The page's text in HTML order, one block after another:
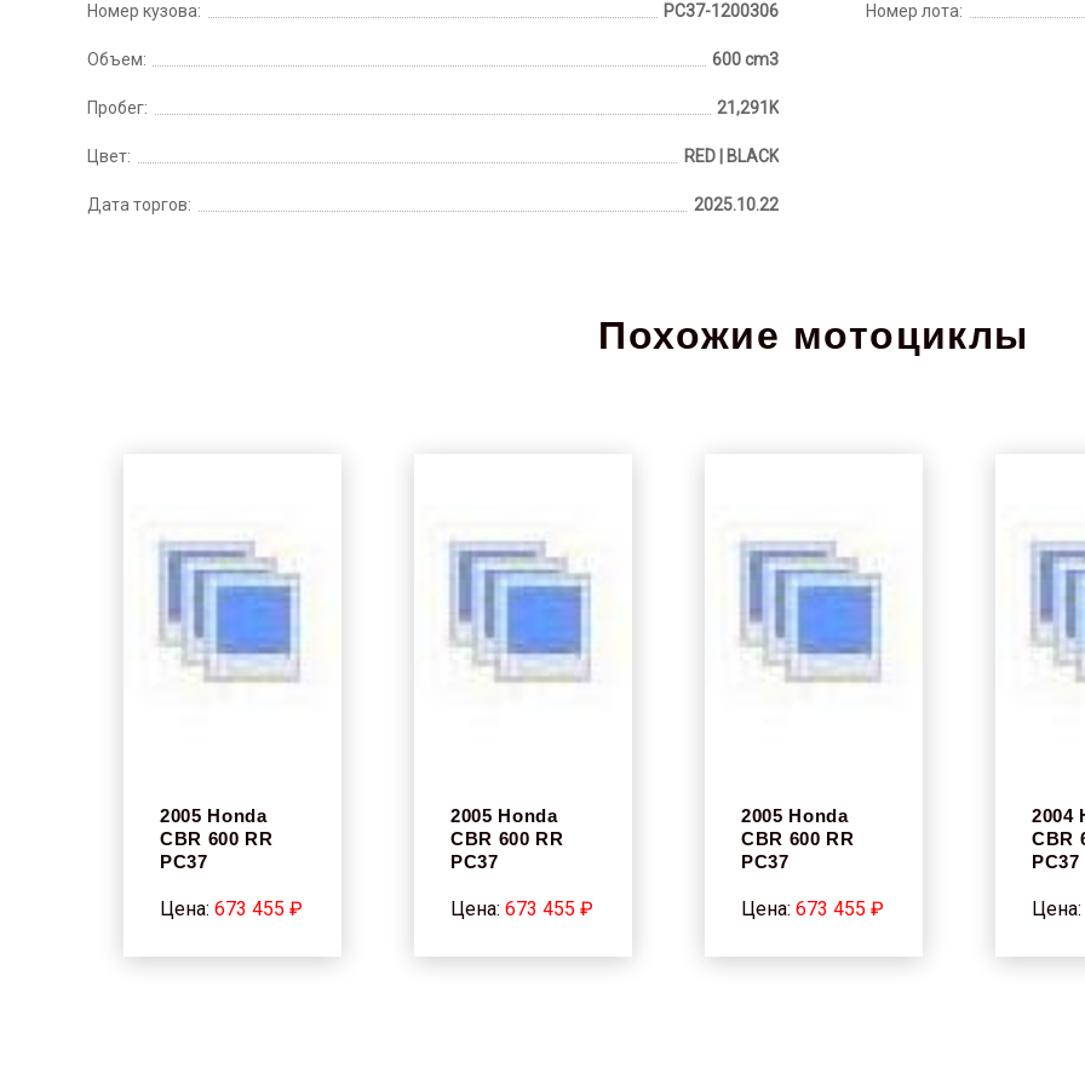
Номер кузова: PC37-1200306
Объем: 600 cm3
Пробег: 21,291K
Цвет: RED | BLACK
Дата торгов: 2025.10.22
Номер лота:
Похожие мотоциклы
2005 Honda
CBR 600 RR
PC37
Цена: 673 455 ₽
2005 Honda
CBR 600 RR
PC37
Цена: 673 455 ₽
2005 Honda
CBR 600 RR
PC37
Цена: 673 455 ₽
2004
CBR
PC37
Цена: